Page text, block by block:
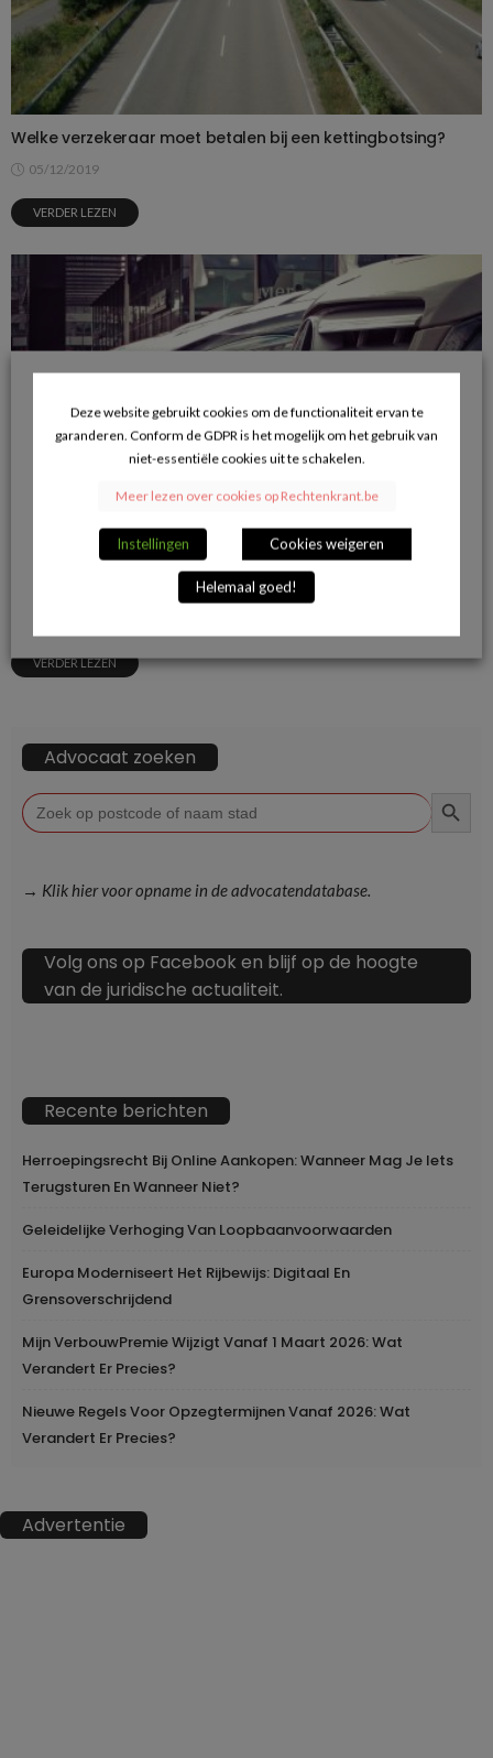
Welke verzekeraar moet betalen bij een kettingbotsing?
05/12/2019
VERDER LEZEN
Botsing tussen twee bedrijfswagens: hoe zit het met de
VERDER LEZEN
Advocaat zoeken
Zoek
naar:
→ Klik hier voor opname in de advocatendatabase.
Volg ons op Facebook en blijf op de hoogte
van de juridische actualiteit.
Recente berichten
Herroepingsrecht Bij Online Aankopen: Wanneer Mag Je Iets
Terugsturen En Wanneer Niet?
Geleidelijke Verhoging Van Loopbaanvoorwaarden
Europa Moderniseert Het Rijbewijs: Digitaal En
Grensoverschrijdend
Mijn VerbouwPremie Wijzigt Vanaf 1 Maart 2026: Wat
Verandert Er Precies?
Nieuwe Regels Voor Opzegtermijnen Vanaf 2026: Wat
Verandert Er Precies?
Advertentie
Deze website gebruikt cookies om de functionaliteit ervan te
garanderen. Conform de GDPR is het mogelijk om het gebruik van
niet-essentiële cookies uit te schakelen.
Meer lezen over cookies op Rechtenkrant.be
Instellingen Cookies weigeren
Helemaal goed!